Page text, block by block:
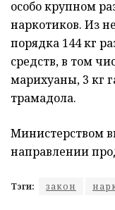
особо крупном
наркотиков. Из
порядка 144 кг
средств, в том
марихуаны, 3 кг
трамадола.
Министерством
направлении
Тэги: закон